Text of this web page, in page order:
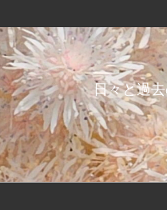
日々と過